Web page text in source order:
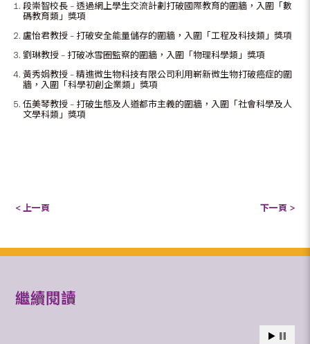
段崇智校長 – 透過網上學生交流計劃打破國際教育的圍牆，入圍「數
碼教育類」獎項
盧怡君教授 – 打破安全能量儲存的圍牆，入圍「工程及科技類」獎項
劉琳教授 – 打破冰雪圈監察的圍牆，入圍「物理科學類」獎項
黃秀娟教授 – 精進微生物科技有限公司利用嶄新微生物打破癌症的圍
牆，入圍「科學初創企業類」獎項
伍美琴教授 – 打破生態及人道都市主義的圍牆，入圍「社會科學及人
文學科類」獎項
< 上一頁 下一頁 >
繼續閱讀